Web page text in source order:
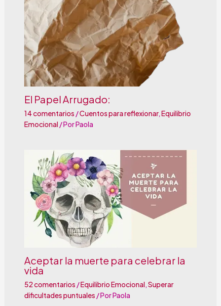
El Papel Arrugado:
14 comentarios /Cuentos para reflexionar,Equilibrio
Emocional / PorPaola
Aceptar la muerte para celebrar la
vida
52 comentarios /Equilibrio Emocional,Superar
dificultades puntuales / PorPaola